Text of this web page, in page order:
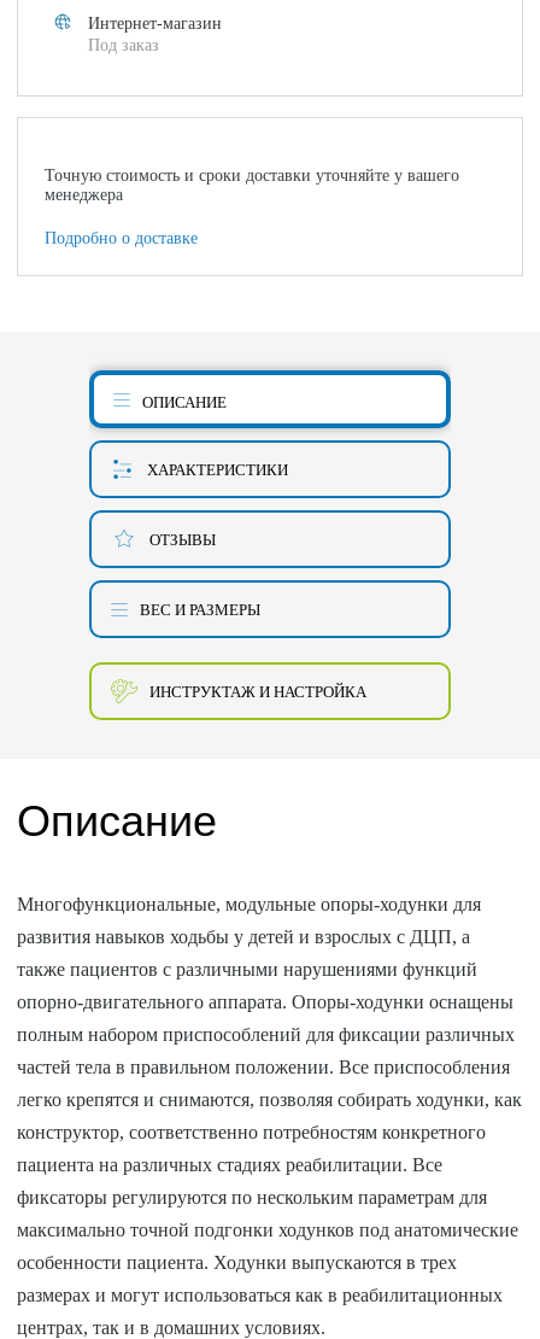
Интернет-магазин
Под заказ
Точную стоимость и сроки доставки уточняйте у вашего
менеджера
Подробно о доставке
ОПИСАНИЕ
ХАРАКТЕРИСТИКИ
ОТЗЫВЫ
ВЕС И РАЗМЕРЫ
ИНСТРУКТАЖ И НАСТРОЙКА
Описание
Многофункциональные, модульные опоры-ходунки для
развития навыков ходьбы у детей и взрослых с ДЦП, а
также пациентов с различными нарушениями функций
опорно-двигательного аппарата. Опоры-ходунки оснащены
полным набором приспособлений для фиксации различных
частей тела в правильном положении. Все приспособления
легко крепятся и снимаются, позволяя собирать ходунки, как
конструктор, соответственно потребностям конкретного
пациента на различных стадиях реабилитации. Все
фиксаторы регулируются по нескольким параметрам для
максимально точной подгонки ходунков под анатомические
особенности пациента. Ходунки выпускаются в трех
размерах и могут использоваться как в реабилитационных
центрах, так и в домашних условиях.